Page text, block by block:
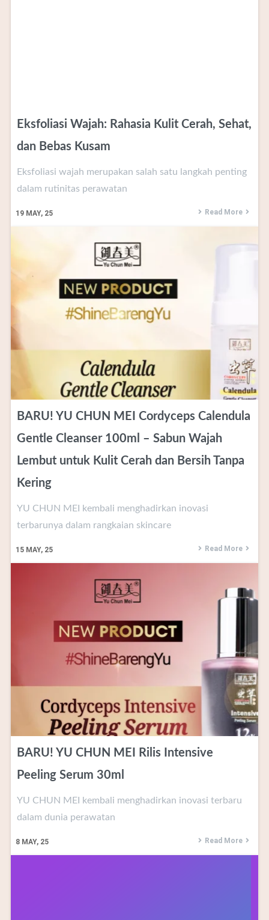
Eksfoliasi Wajah: Rahasia Kulit Cerah, Sehat,
dan Bebas Kusam
19 MAY, 25
Eksfoliasi wajah merupakan salah satu langkah penting
dalam rutinitas perawatan
Read More
BARU! YU CHUN MEI Cordyceps Calendula
Gentle Cleanser 100ml – Sabun Wajah
Lembut untuk Kulit Cerah dan Bersih Tanpa
Kering
15 MAY, 25
YU CHUN MEI kembali menghadirkan inovasi
terbarunya dalam rangkaian skincare
Read More
BARU! YU CHUN MEI Rilis Intensive
Peeling Serum 30ml
8 MAY, 25
YU CHUN MEI kembali menghadirkan inovasi terbaru
dalam dunia perawatan
Read More